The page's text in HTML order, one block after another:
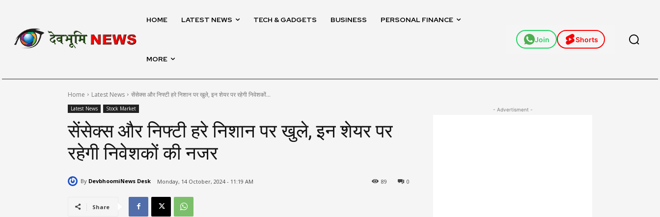
HOME LATEST NEWS TECH & GADGETS BUSINESS PERSONAL FINANCE
MORE
Join Shorts
Home Latest News सेंसेक्स और निफ्टी हरे निशान पर खुले, इन शेयर पर रहेगी निवेशकों...
Latest News Stock Market
सेंसेक्स और निफ्टी हरे निशान पर खुले, इन शेयर पर
रहेगी निवेशकों की नजर
By DevbhoomiNews Desk Monday, 14 October, 2024 - 11:19 AM 0
89
Share
- Advertisment -